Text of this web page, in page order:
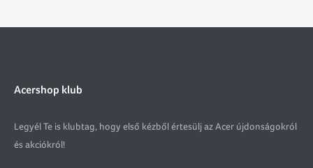
Acershop klub
Legyél Te is klubtag, hogy első kézből értesülj az Acer újdonságokról
és akciókról!